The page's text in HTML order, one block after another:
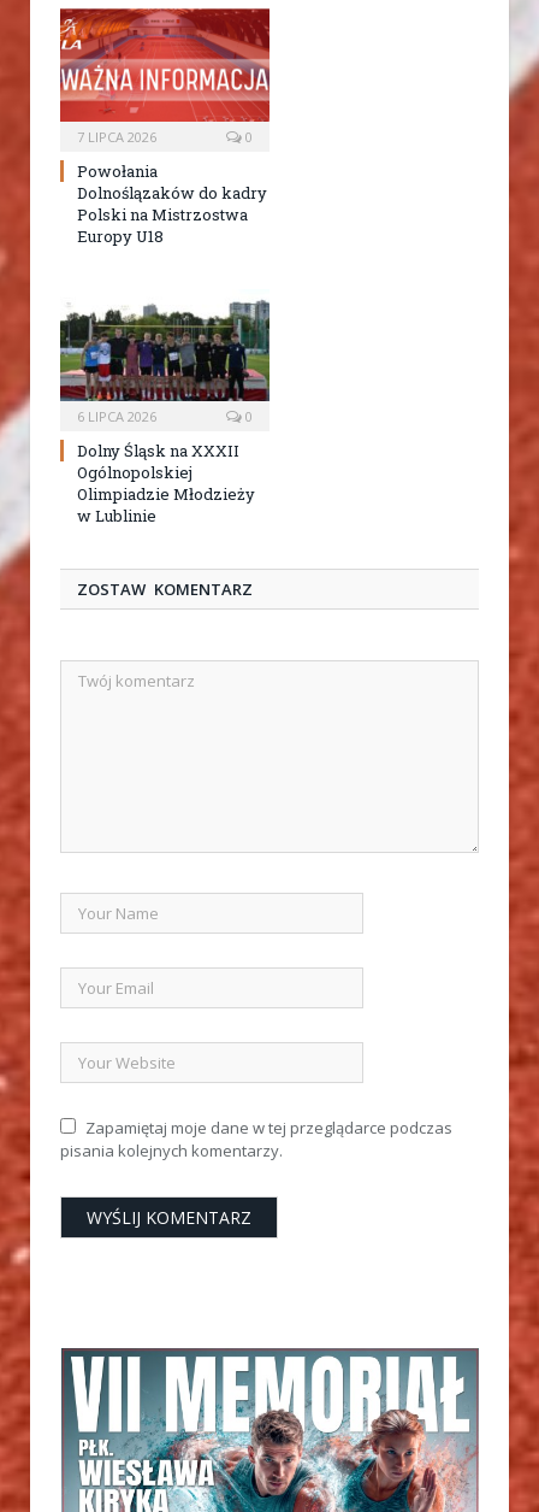
7 LIPCA 2026 0
Powołania
Dolnoślązaków do kadry
Polski na Mistrzostwa
Europy U18
6 LIPCA 2026 0
Dolny Śląsk na XXXII
Ogólnopolskiej
Olimpiadzie Młodzieży
w Lublinie
ZOSTAW KOMENTARZ
Zapamiętaj moje dane w tej przeglądarce podczas
pisania kolejnych komentarzy.